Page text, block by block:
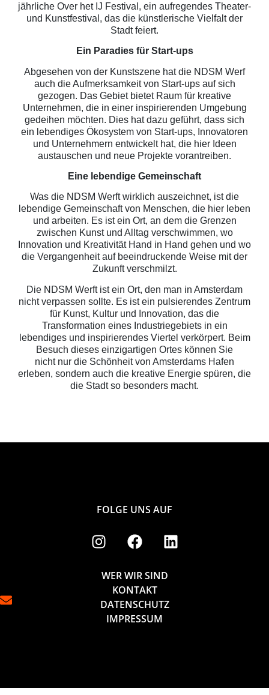
jährliche Over het IJ Festival, ein aufregendes Theater-
und Kunstfestival, das die künstlerische Vielfalt der
Stadt feiert.
Ein Paradies für Start-ups
Abgesehen von der Kunstszene hat die NDSM Werf
auch die Aufmerksamkeit von Start-ups auf sich
gezogen. Das Gebiet bietet Raum für kreative
Unternehmen, die in einer inspirierenden Umgebung
gedeihen möchten. Dies hat dazu geführt, dass sich
ein lebendiges Ökosystem von Start-ups, Innovatoren
und Unternehmern entwickelt hat, die hier Ideen
austauschen und neue Projekte vorantreiben.
Eine lebendige Gemeinschaft
Was die NDSM Werft wirklich auszeichnet, ist die
lebendige Gemeinschaft von Menschen, die hier leben
und arbeiten. Es ist ein Ort, an dem die Grenzen
zwischen Kunst und Alltag verschwimmen, wo
Innovation und Kreativität Hand in Hand gehen und wo
die Vergangenheit auf beeindruckende Weise mit der
Zukunft verschmilzt.
Die NDSM Werft ist ein Ort, den man in Amsterdam
nicht verpassen sollte. Es ist ein pulsierendes Zentrum
für Kunst, Kultur und Innovation, das die
Transformation eines Industriegebiets in ein
lebendiges und inspirierendes Viertel verkörpert. Beim
Besuch dieses einzigartigen Ortes können Sie
nicht nur die Schönheit von Amsterdams Hafen
erleben, sondern auch die kreative Energie spüren, die
die Stadt so besonders macht.
FOLGE UNS AUF
WER WIR SIND
KONTAKT
DATENSCHUTZ
IMPRESSUM